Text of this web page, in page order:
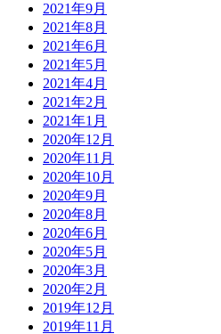
2021年9月
2021年8月
2021年6月
2021年5月
2021年4月
2021年2月
2021年1月
2020年12月
2020年11月
2020年10月
2020年9月
2020年8月
2020年6月
2020年5月
2020年3月
2020年2月
2019年12月
2019年11月